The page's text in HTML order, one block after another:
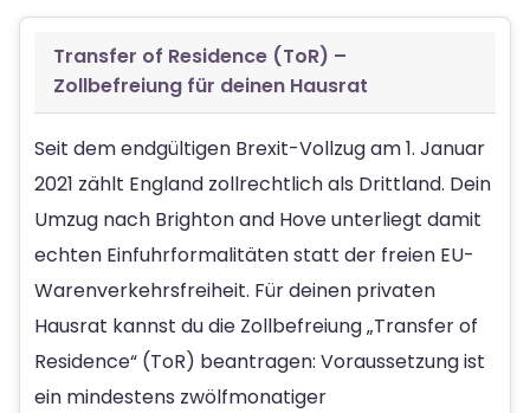
Transfer of Residence (ToR) –
Zollbefreiung für deinen Hausrat
Seit dem endgültigen Brexit-Vollzug am 1. Januar
2021 zählt England zollrechtlich als Drittland. Dein
Umzug nach Brighton and Hove unterliegt damit
echten Einfuhrformalitäten statt der freien EU-
Warenverkehrsfreiheit. Für deinen privaten
Hausrat kannst du die Zollbefreiung „Transfer of
Residence“ (ToR) beantragen: Voraussetzung ist
ein mindestens zwölfmonatiger